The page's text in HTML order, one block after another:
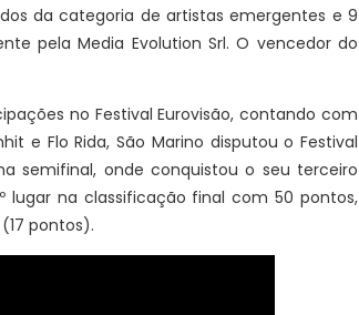
da categoria de artistas emergentes e 9
pela Media Evolution Srl. O vencedor do
no Festival Eurovisão, contando com
e Flo Rida, São Marino disputou o Festival
semifinal, onde conquistou o seu terceiro
lugar na classificação final com 50 pontos,
pontos).